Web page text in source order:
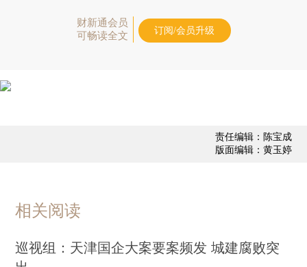
财新通会员
可畅读全文
订阅/会员升级
责任编辑：陈宝成
版面编辑：黄玉婷
相关阅读
巡视组：天津国企大案要案频发 城建腐败突